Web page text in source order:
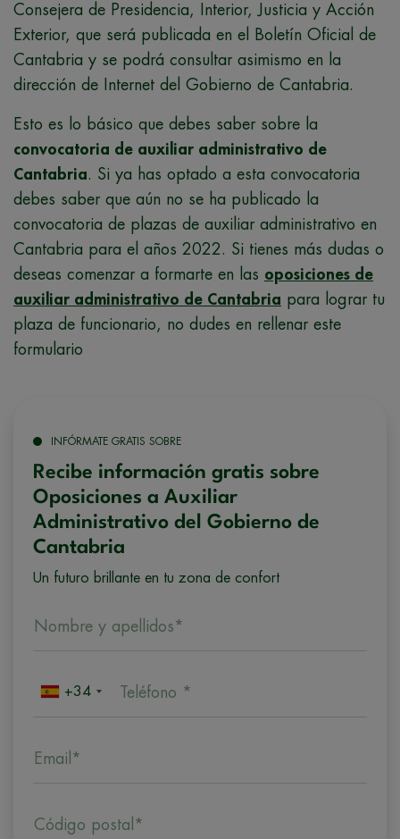
Consejera de Presidencia, Interior, Justicia y Acción
Exterior, que será publicada en el Boletín Oficial de
Cantabria y se podrá consultar asimismo en la
dirección de Internet del Gobierno de Cantabria.
Esto es lo básico que debes saber sobre la
convocatoria de auxiliar administrativo de
Cantabria. Si ya has optado a esta convocatoria
debes saber que aún no se ha publicado la
convocatoria de plazas de auxiliar administrativo en
Cantabria para el años 2022. Si tienes más dudas o
deseas comenzar a formarte en las oposiciones de
auxiliar administrativo de Cantabria para lograr tu
plaza de funcionario, no dudes en rellenar este
formulario
INFÓRMATE GRATIS SOBRE
Recibe información gratis sobre
Oposiciones a Auxiliar
Administrativo del Gobierno de
Cantabria
Un futuro brillante en tu zona de confort
Nombre y apellidos*
+34 Teléfono *
Email*
Código postal*